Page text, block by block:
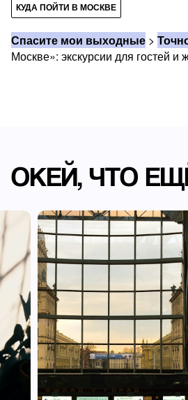
КУДА ПОЙТИ В МОСКВЕ
Спасите мои выходные >
Москве»: экскурсии для гостей и
ОКЕЙ, ЧТО